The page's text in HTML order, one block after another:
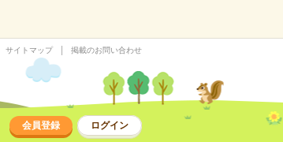
サイトマップ 掲載のお問い合わせ
会員登録 ログイン